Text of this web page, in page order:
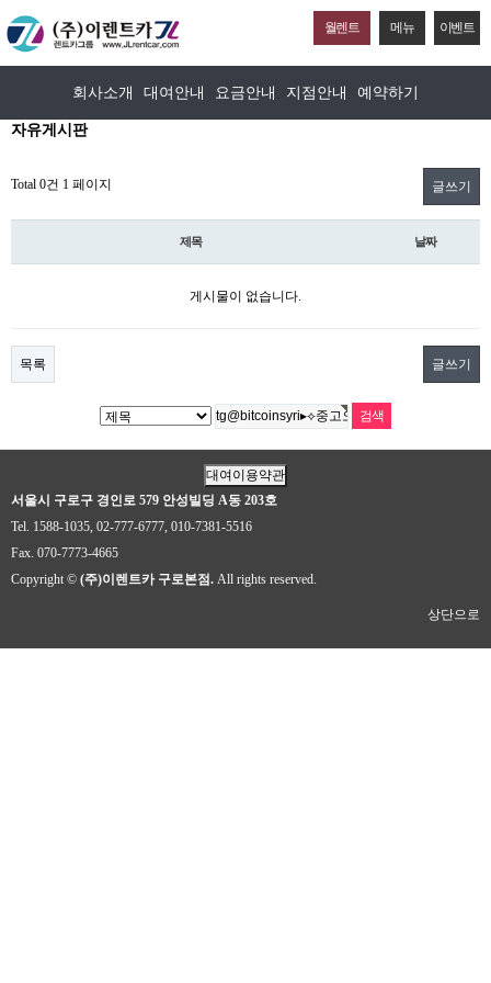
월렌트 메뉴 이벤트
회사소개 대여안내 요금안내 지점안내 예약하기
자유게시판
Total 0건 1 페이지 글쓰기
제목 날짜
게시물이 없습니다.
목록 글쓰기
대여이용약관
서울시 구로구 경인로 579 안성빌딩 A동 203호
Tel. 1588-1035, 02-777-6777, 010-7381-5516
Fax. 070-7773-4665
Copyright © (주)이렌트카 구로본점. All rights reserved.
상단으로